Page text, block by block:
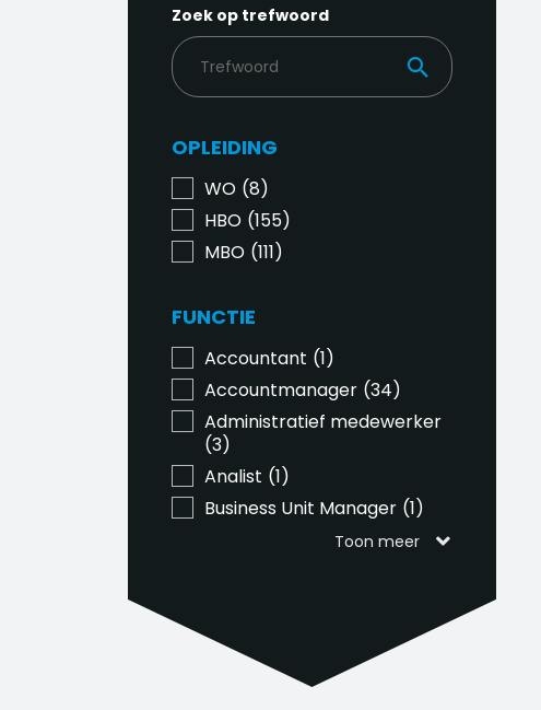
Zoek op trefwoord
OPLEIDING
WO (8)
HBO (155)
MBO (111)
FUNCTIE
Accountant (1)
Accountmanager (34)
Administratief medewerker
(3)
Analist (1)
Business Unit Manager (1)
Toon meer